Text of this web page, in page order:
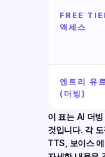
FREE
액세스
엔트리 유
(더빙)
이 표는 AI 더
것입니다. 각
TTS, 보이스